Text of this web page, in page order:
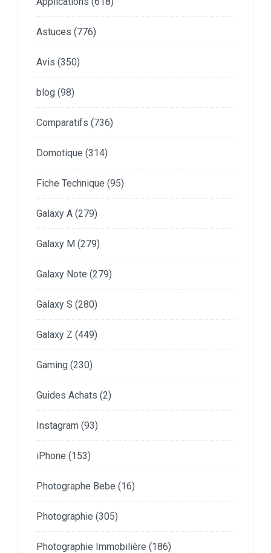
Astuces (776)
Avis (350)
blog (98)
Comparatifs (736)
Domotique (314)
Fiche Technique (95)
Galaxy A (279)
Galaxy M (279)
Galaxy Note (279)
Galaxy S (280)
Galaxy Z (449)
Gaming (230)
Guides Achats (2)
Instagram (93)
iPhone (153)
Photographe Bebe (16)
Photographie (305)
Photographie Immobilière (186)